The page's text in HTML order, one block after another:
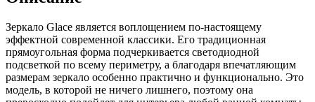
Зеркало Glace является воплощением по-настоящему
эффектной современной классики. Его традиционная
прямоугольная форма подчеркивается светодиодной
подсветкой по всему периметру, а благодаря впечатляющим
размерам зеркало особенно практично и функционально. Это
модель, в которой не ничего лишнего, поэтому она